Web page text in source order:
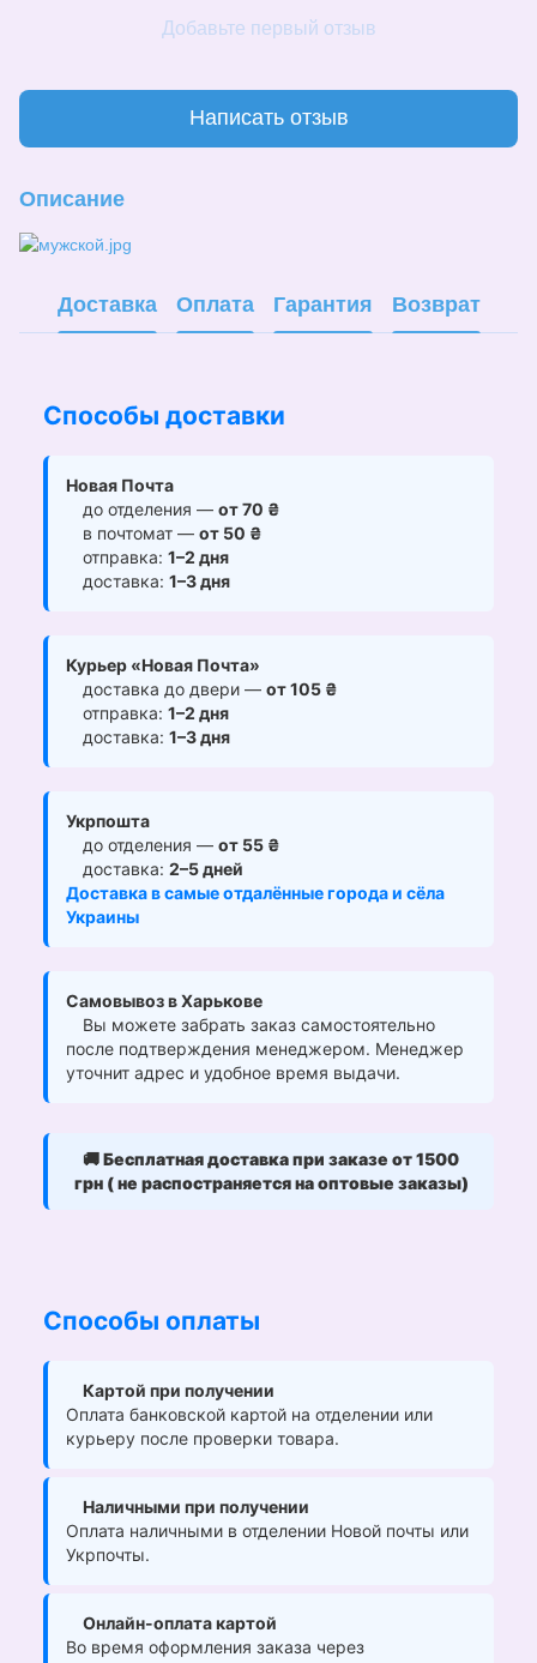
Добавьте первый отзыв
Написать отзыв
Описание
Доставка Оплата Гарантия Возврат
Способы доставки
Новая Почта
до отделения — от 70 ₴
в почтомат — от 50 ₴
отправка: 1–2 дня
доставка: 1–3 дня
Курьер «Новая Почта»
доставка до двери — от 105 ₴
отправка: 1–2 дня
доставка: 1–3 дня
Укрпошта
до отделения — от 55 ₴
доставка: 2–5 дней
Доставка в самые отдалённые города и сёла
Украины
Самовывоз в Харькове
Вы можете забрать заказ самостоятельно
после подтверждения менеджером. Менеджер
уточнит адрес и удобное время выдачи.
🚚Бесплатная доставка при заказе от 1500
грн ( не распостраняется на оптовые заказы)
Способы оплаты
Картой при получении
Оплата банковской картой на отделении или
курьеру после проверки товара.
Наличными при получении
Оплата наличными в отделении Новой почты или
Укрпочты.
Онлайн-оплата картой
Во время оформления заказа через